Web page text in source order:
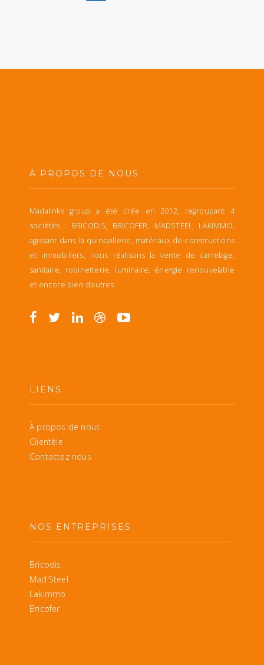
À PROPOS DE NOUS
Madalinks group a été crée en 2012, regroupant 4
sociétés : BRICODIS, BRICOFER, MADSTEEL, LAKIMMO,
agissant dans la quincaillerie, matériaux de constructions
et immobiliers, nous réalisons la vente de carrelage,
sanitaire, robinetterie, luminaire, énergie renouvelable
et encore bien d’autres.
LIENS
À propos de nous
Clientèle
Contactez nous
NOS ENTREPRISES
Bricodis
Mad'Steel
Lakimmo
Bricofer